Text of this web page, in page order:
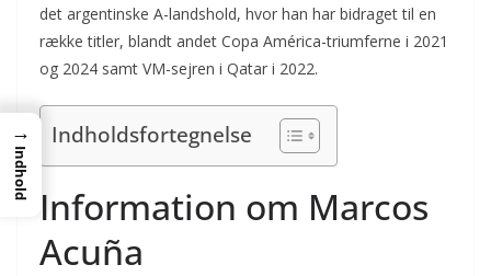
det argentinske A-landshold, hvor han har bidraget til en
række titler, blandt andet Copa América-triumferne i 2021
og 2024 samt VM-sejren i Qatar i 2022.
Indholdsfortegnelse
Information om Marcos
Acuña
→
Indhold